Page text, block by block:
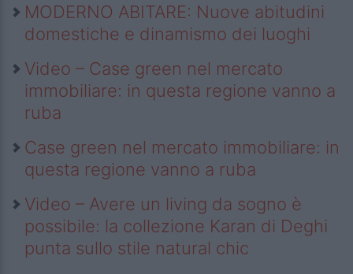
MODERNO ABITARE: Nuove abitudini
domestiche e dinamismo dei luoghi
Video – Case green nel mercato
immobiliare: in questa regione vanno a
ruba
Case green nel mercato immobiliare: in
questa regione vanno a ruba
Video – Avere un living da sogno è
possibile: la collezione Karan di Deghi
punta sullo stile natural chic